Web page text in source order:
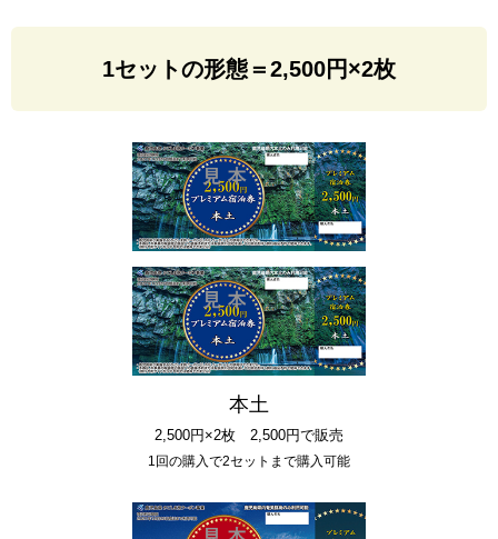
1セットの形態＝2,500円×2枚
本土
2,500円×2枚 2,500円で販売
1回の購入で2セットまで購入可能